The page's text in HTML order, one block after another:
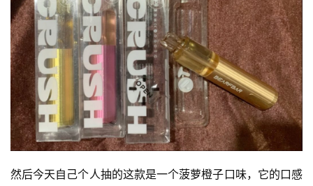
然后今天自己个人抽的这款是一个菠萝橙子口味，它的口感